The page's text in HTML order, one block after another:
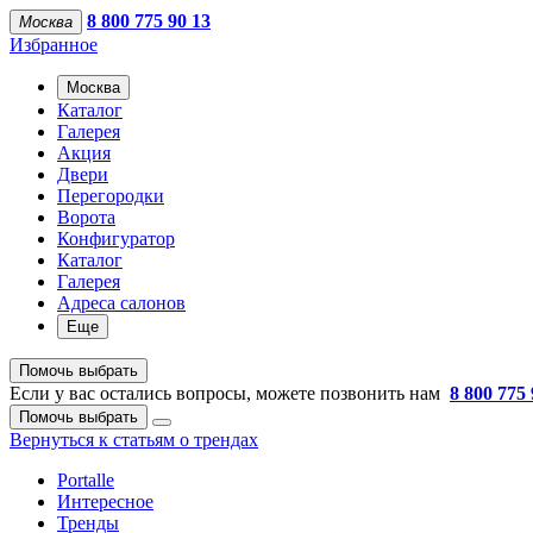
Москва
8 800 775 90 13
Избранное
Москва
Каталог
Галерея
Акция
Двери
Перегородки
Ворота
Конфигуратор
Каталог
Галерея
Адреса салонов
Еще
Помочь выбрать
Если у вас остались вопросы, можете позвонить нам 8 800 775
Помочь выбрать
Вернуться к статьям о трендах
Portalle
Интересное
Тренды